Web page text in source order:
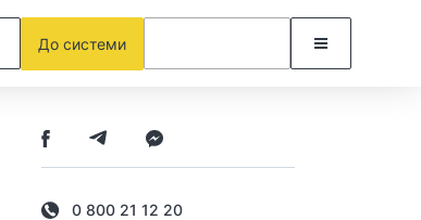
До системи
0 800 21 12 20